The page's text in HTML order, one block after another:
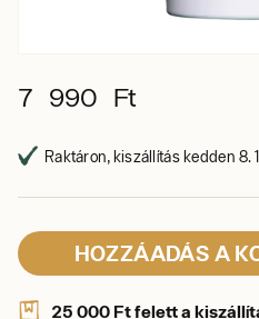
7 990 Ft
Raktáron, kiszállítás kedden 8.
HOZZÁADÁS A
25 000 Ft felett a